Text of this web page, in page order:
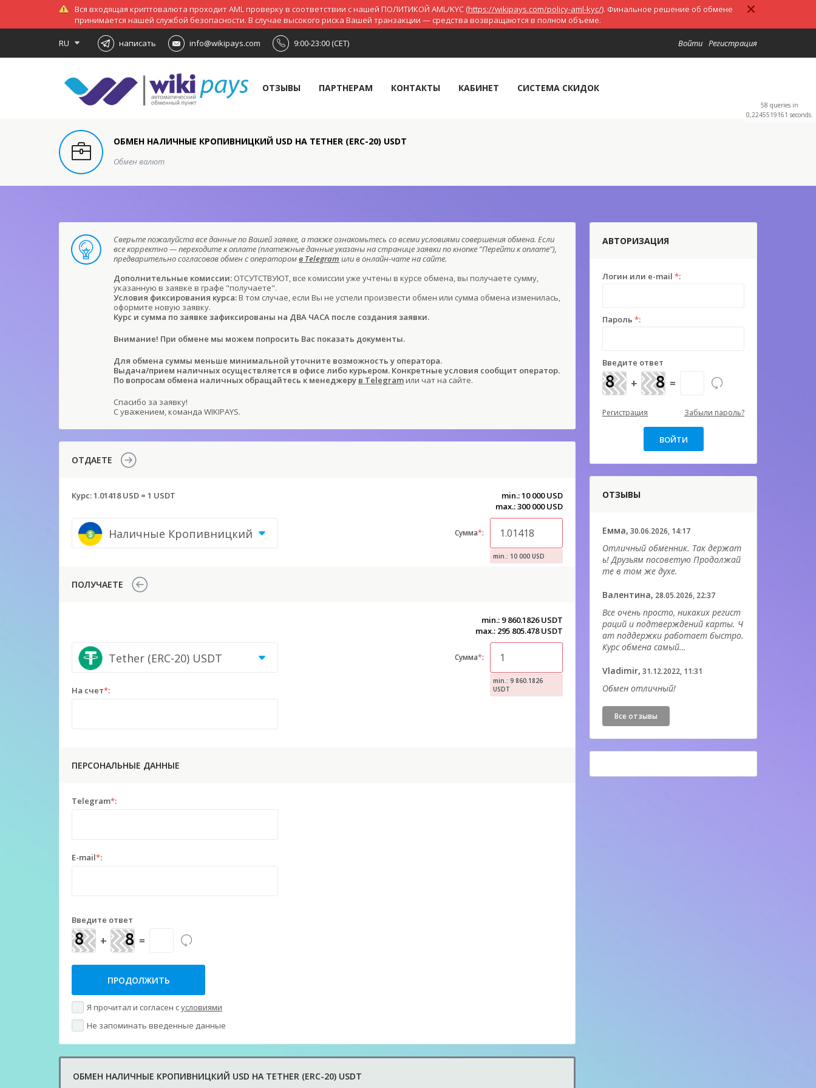
Вся входящая криптовалюта проходит AML проверку в соответствии с нашей ПОЛИТИКОЙ AML/KYC (https://wikipays.com/policy-aml-kyc/). Финальное решение об обмене
принимается нашей службой безопасности. В случае высокого риска Вашей транзакции — средства возвращаются в полном объеме.
RU написать info@wikipays.com 9:00-23:00 (CET) Регистрация
Войти
ОТЗЫВЫ ПАРТНЕРАМ КОНТАКТЫ КАБИНЕТ СИСТЕМА СКИДОК
ОБМЕН НАЛИЧНЫЕ КРОПИВНИЦКИЙ USD НА TETHER (ERC-20) USDT
Обмен валют
Сверьте пожалуйста все данные по Вашей заявке, а также ознакомьтесь со всеми условиями совершения обмена. Если
все корректно — переходите к оплате (платежные данные указаны на странице заявки по кнопке "Перейти к оплате"),
предварительно согласовав обмен с операторомв Telegram или в онлайн-чате на сайте.
Дополнительные комиссии: ОТСУТСТВУЮТ, все комиссии уже учтены в курсе обмена, вы получаете сумму,
указанную в заявке в графе "получаете".
Условия фиксирования курса: В том случае, если Вы не успели произвести обмен или сумма обмена изменилась,
оформите новую заявку.
Курс и сумма по заявке зафиксированы на ДВА ЧАСА после создания заявки.
Внимание! При обмене мы можем попросить Вас показать документы.
Для обмена суммы меньше минимальной уточните возможность у оператора.
Выдача/прием наличных осуществляется в офисе либо курьером. Конкретные условия сообщит оператор.
По вопросам обмена наличных обращайтесь к менеджеру в Telegram или чат на сайте.
Спасибо за заявку!
С уважением, команда WIKIPAYS.
ОТДАЕТЕ
Курс:1.01418 USD = 1 USDT
min.: 10 000 USD
max.: 300 000 USD
Наличные Кропивницкий Сумма*:
min.: 10 000 USD
ПОЛУЧАЕТЕ
min.: 9 860.1826 USDT
max.: 295 805.478 USDT
Tether (ERC-20) USDT Сумма*:
min.: 9 860.1826
USDT
На счет*:
ПЕРСОНАЛЬНЫЕ ДАННЫЕ
Telegram*:
E-mail*:
Введите ответ
+ =
Я прочитал и согласен сусловиями
Не запоминать введенные данные
ОБМЕН НАЛИЧНЫЕ КРОПИВНИЦКИЙ USD НА TETHER (ERC-20) USDT
АВТОРИЗАЦИЯ
Логин или e-mail *:
Пароль *:
Введите ответ
+ =
Регистрация Забыли пароль?
ОТЗЫВЫ
Емма, 30.06.2026, 14:17
Отличный обменник. Так держат
ь! Друзьям посоветую Продолжай
те в том же духе.
Валентина, 28.05.2026, 22:37
Все очень просто, никаких регист
раций и подтверждений карты. Ч
ат поддержки работает быстро.
Курс обмена самый…
Vladimir, 31.12.2022, 11:31
Обмен отличный!
Все отзывы
58 queries in
0,2245519161 seconds.